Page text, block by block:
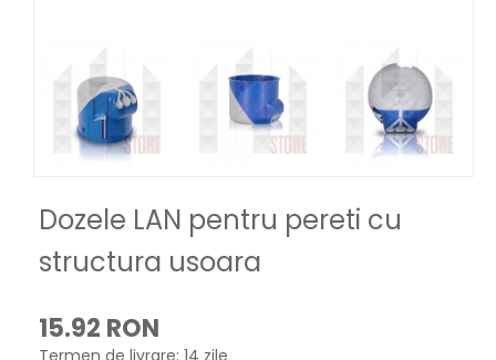
Dozele LAN pentru pereti cu
structura usoara
15.92 RON
Termen de livrare: 14 zile